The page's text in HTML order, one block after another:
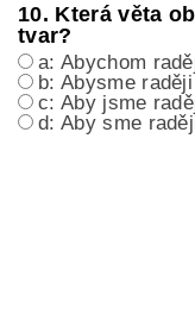
10. Která věta
tvar?
a: Abychom
b: Abysme
c: Aby jsme
d: Aby sme